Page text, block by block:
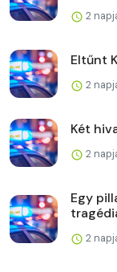
2
Eltűnt
2
Két
2
Egy
2